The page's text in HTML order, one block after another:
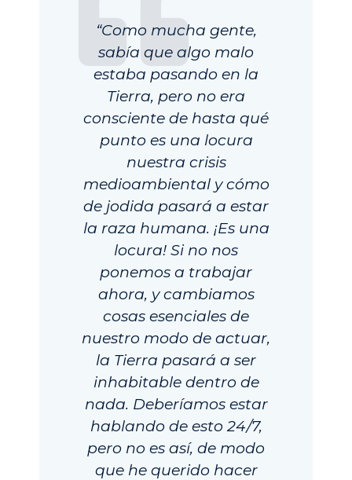
“Como mucha gente,
sabía que algo malo
estaba pasando en la
Tierra, pero no era
consciente de hasta qué
punto es una locura
nuestra crisis
medioambiental y cómo
de jodida pasará a estar
la raza humana. ¡Es una
locura! Si no nos
ponemos a trabajar
ahora, y cambiamos
cosas esenciales de
nuestro modo de actuar,
la Tierra pasará a ser
inhabitable dentro de
nada. Deberíamos estar
hablando de esto 24/7,
pero no es así, de modo
que he querido hacer